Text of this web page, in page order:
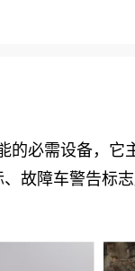
必需设备，
故障车警告标